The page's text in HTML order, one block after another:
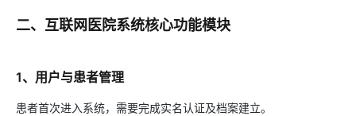
二、互联网医院系统核心功能模块
1、用户与患者管理
患者首次进入系统，需要完成实名认证及档案建立。